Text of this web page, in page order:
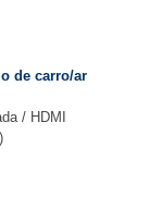
de carro/ar
/ HDMI